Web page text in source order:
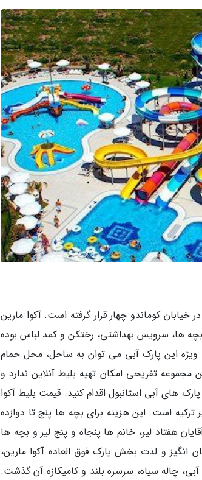
کوماندو چهار قرار گرفته است. آکوا مارین
ها، سرویس بهداشتی، رختکن و کمد لباس بوده
ویژه این پارک آبی می توان به ساحل، محل حمام
مجموعه تفریحی امکان تهیه بلیط آنلاین ندارد و
های آبی استانبول اقدام کنید. قیمت بلیط آکوا
است. این هزینه برای بچه ها پنج تا دوازده
هفتاد لیر، خانم ها پنجاه و پنج لیر و بچه ها
و لذت بخش پارک فوق العاده آکوا مارین،
چاله سیاه، سرسره بلند و کامیکازه آن گذشت.